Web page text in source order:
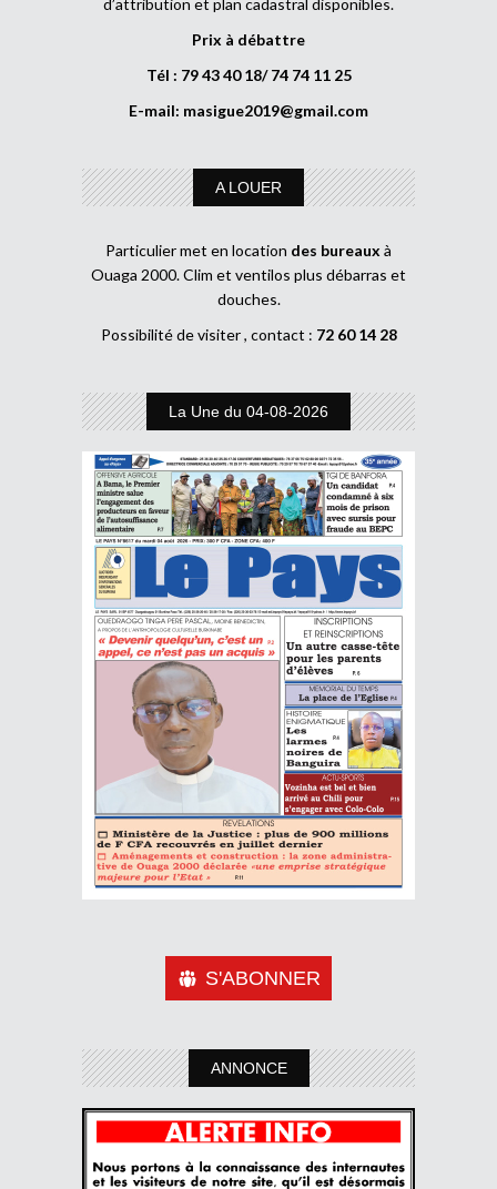
Prix à débattre
Tél : 79 43 40 18/ 74 74 11 25
E-mail: masigue2019@gmail.com
A LOUER
Particulier met en location des bureaux à
Ouaga 2000. Clim et ventilos plus débarras et
douches.
Possibilité de visiter , contact : 72 60 14 28
La Une du 04-08-2026
S'ABONNER
ANNONCE